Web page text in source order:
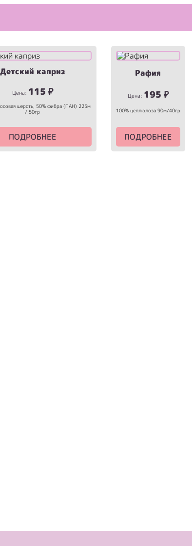
Детский каприз
Цена: 115 ₽
шерсть, 50% фибра (ПАН) 225м
/ 50гр
ПОДРОБНЕЕ
Рафия
Цена: 195 ₽
100% целлюлоза 90м/40гр
ПОДРОБНЕЕ